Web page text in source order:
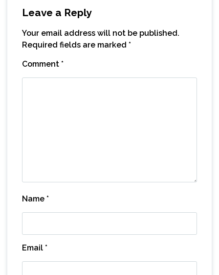
Leave a Reply
Your email address will not be published.
Required fields are marked *
Comment *
Name *
Email *